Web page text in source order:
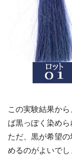
この実験結果か
ば黒っぽく染め
ただ、黒が希望
めるのがよいでし